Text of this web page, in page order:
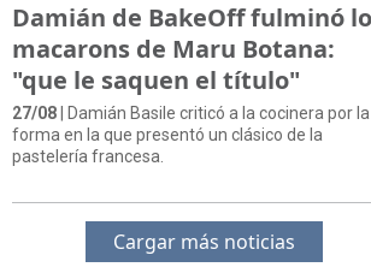
Damián de BakeOff fulminó
macarons de Maru Botana:
"que le saquen el título"
27/08 | Damián Basile criticó a la cocinera por la
forma en la que presentó un clásico de la
pastelería francesa.
Cargar más noticias